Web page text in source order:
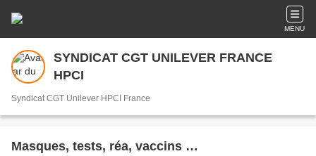
MENU
SYNDICAT CGT UNILEVER FRANCE
HPCI
Syndicat CGT Unilever HPCI France
Masques, tests, réa, vaccins …